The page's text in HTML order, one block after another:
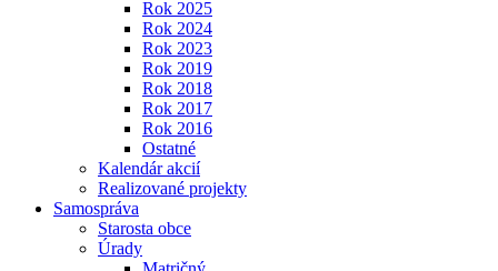
Rok 2025
Rok 2024
Rok 2023
Rok 2019
Rok 2018
Rok 2017
Rok 2016
Ostatné
Kalendár akcií
Realizované projekty
Samospráva
Starosta obce
Úrady